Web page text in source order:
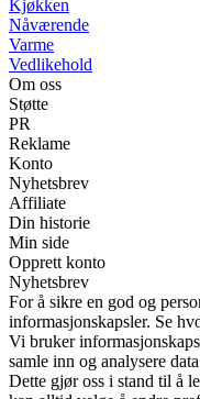
Kjøkken
Nåværende
Varme
Vedlikehold
Om oss
Støtte
PR
Reklame
Konto
Nyhetsbrev
Affiliate
Din historie
Min side
Opprett konto
Nyhetsbrev
For å sikre en god og
informasjonskapsler. Se
Vi bruker
samle inn og analysere
Dette gjør oss i stand til å